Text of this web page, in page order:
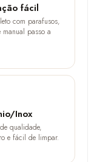
fácil
com parafusos,
manual passo a
Inox
qualidade,
e fácil de limpar.